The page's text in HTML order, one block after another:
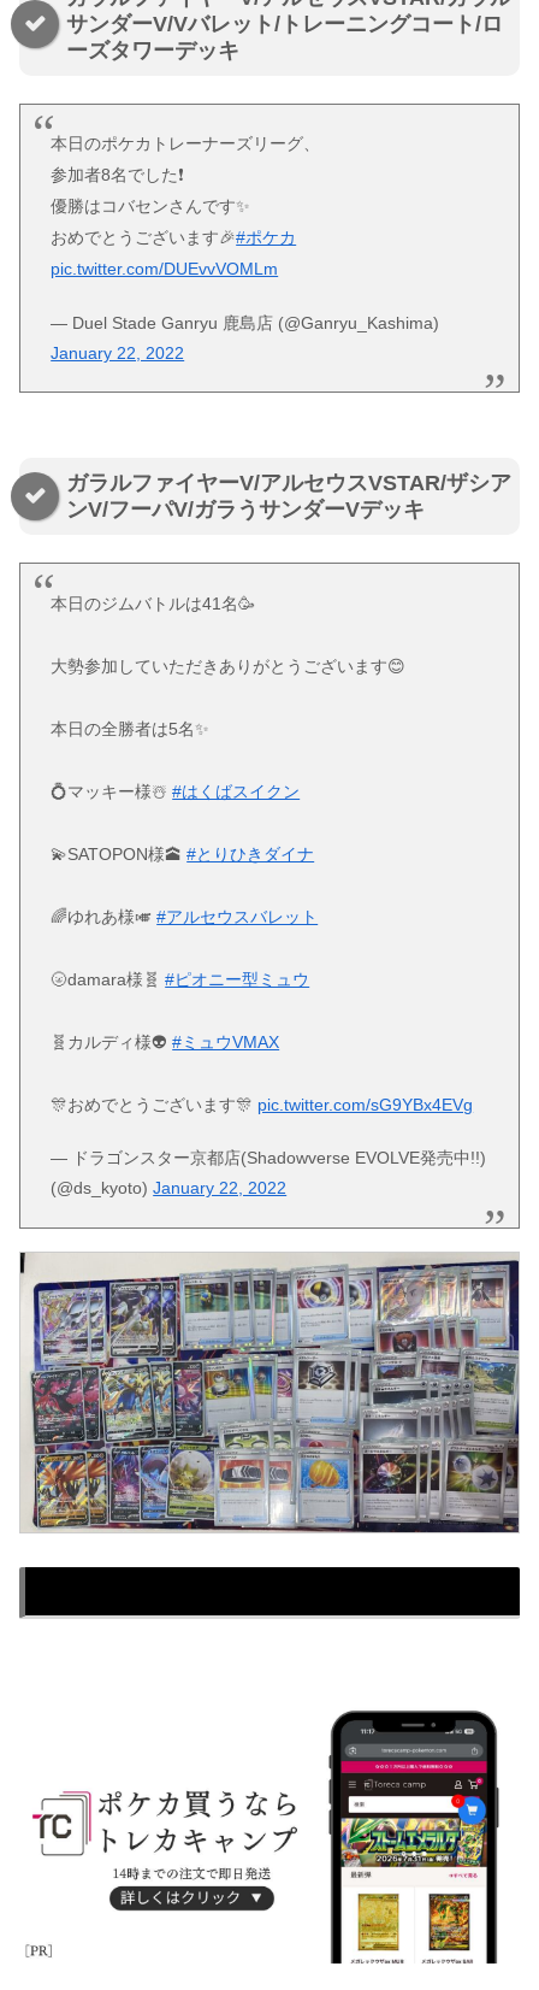
サンダーV/Vバレット/トレーニングコート/ロ
ーズタワーデッキ
本日のポケカトレーナーズリーグ、
参加者8名でした❗
優勝はコバセンさんです✨
おめでとうございます🎉#ポケカ
pic.twitter.com/DUEvvVOMLm
— Duel Stade Ganryu 鹿島店 (@Ganryu_Kashima)
January 22, 2022
ガラルファイヤーV/アルセウスVSTAR/ザシア
ンV/フーパV/ガラうサンダーVデッキ
本日のジムバトルは41名🥳
大勢参加していただきありがとうございます😊
本日の全勝者は5名✨
💍マッキー様☃️#はくばスイクン
💫SATOPON様🕋#とりひきダイナ
🌈ゆれあ様🎺#アルセウスバレット
🌝damara様🧬#ピオニー型ミュウ
🧬カルディ様👽#ミュウVMAX
🎊おめでとうございます🎊 pic.twitter.com/sG9YBx4EVg
— ドラゴンスター京都店(Shadowverse EVOLVE発売中!!)
(@ds_kyoto)January 22, 2022